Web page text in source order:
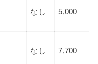
なし 5,000
なし 7,700